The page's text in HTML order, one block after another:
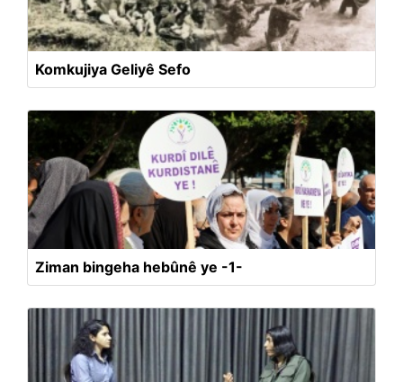
Komkujiya Geliyê Sefo
Ziman bingeha hebûnê ye -1-